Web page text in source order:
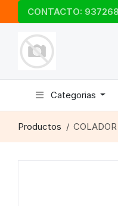
CONTACTO:
Categorias
Productos